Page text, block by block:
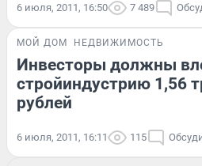
6 июля, 2011, 16:50 7 489
МОЙ ДОМ НЕДВИЖИМОСТЬ
Инвесторы должны
стройиндустрию 1,56
рублей
6 июля, 2011, 16:11 115